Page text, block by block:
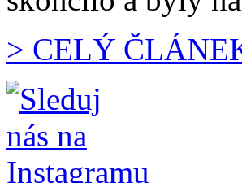
> CELÝ